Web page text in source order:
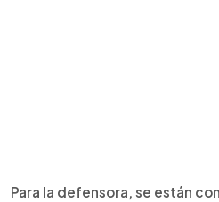
Para la defensora, se están